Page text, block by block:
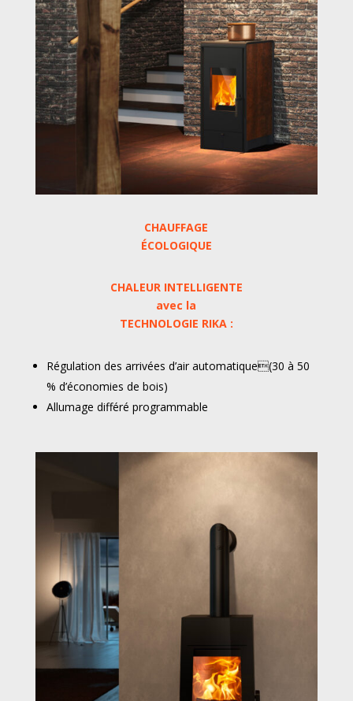
CHAUFFAGE
ÉCOLOGIQUE
CHALEUR INTELLIGENTE
avec la
TECHNOLOGIE RIKA :
Régulation des arrivées d’air automatique(30 à 50
% d’économies de bois)
Allumage différé programmable